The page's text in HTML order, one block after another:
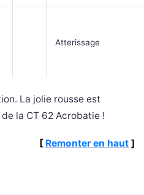
Atterissage
La jolie rousse est
la CT 62 Acrobatie !
[ Remonter en haut ]